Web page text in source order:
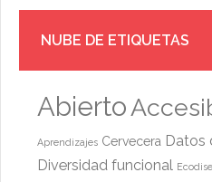
NUBE DE ETIQUETAS
Abierto
Aprendizajes Cervecera Datos
Diversidad funcional